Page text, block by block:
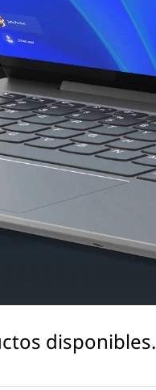
disponibles.